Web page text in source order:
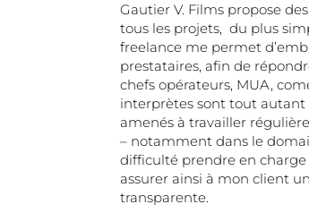
Gautier V. Films propose
tous les projets, du plus
freelance me permet
prestataires, afin de
chefs opérateurs, MUA,
interprètes sont tout autant
amenés à travailler
– notamment dans le
difficulté prendre en
assurer ainsi à mon client
transparente.